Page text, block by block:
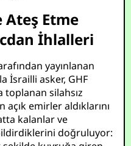
Etme
İhlalleri
yayınlanan
İsrailli asker, GHF
toplanan silahsız
emirler aldıklarını
kalanlar ve
doğruluyor: